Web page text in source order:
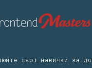
свої навички за